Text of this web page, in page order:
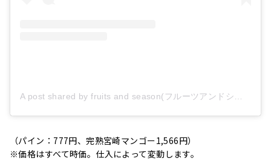
（パイン：777円、完熟宮崎マンゴー1,566円）
※価格はすべて時価。仕入によって変動します。